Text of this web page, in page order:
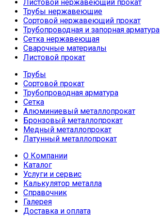
Листовой нержавеющий прокат
Трубы нержавеющие
Сортовой нержавеющий прокат
Трубопроводная и запорная арматура
Сетка нержавеющая
Сварочные материалы
Листовой прокат
Трубы
Сортовой прокат
Трубопроводная арматура
Сетка
Алюминиевый металлопрокат
Бронзовый металлопрокат
Медный металлопрокат
Латунный металлопрокат
О Компании
Каталог
Услуги и сервис
Калькулятор металла
Справочник
Галерея
Доставка и оплата